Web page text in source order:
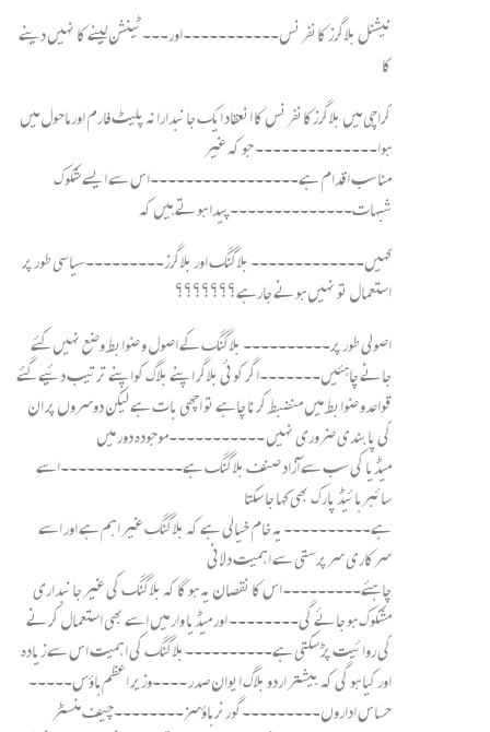
نیشنل بلاگرز کانفرنس۔۔۔۔۔۔۔۔۔۔۔اور۔۔۔ٹینشن لینے کا نہیں دینے
کا
کراچی میں بلاگرزکانفرنس کا انعقاد ایک جانبدارانہ پلیٹ فارم اور ماحول میں
ہوا۔۔۔۔۔۔۔۔۔۔۔۔۔۔ جو کہ غیر
مناسب اقدام ہے۔۔۔۔۔۔۔۔۔۔۔۔۔۔۔۔۔اس سے ایسے شکوک
شبہات۔۔۔۔۔۔۔۔۔۔۔۔۔۔پیدا ہوتے ہیں کہ
کہیں۔۔۔۔۔۔۔۔۔۔۔۔۔ بلاگنگ اور بلاگرز۔۔۔۔۔۔۔۔۔سیاسی طور پر
استعمال تو نہیں ہونے جارہے؟؟؟؟؟؟؟
اصولی طور پر۔۔۔۔۔۔۔۔۔۔ بلاگنگ کے اصول و ضوابط وضع نہیں کئے
جانے چاہئیں۔۔۔۔۔۔۔اگر کوئی بلاگر اپنے بلاگ کواپنے ترتیب دئیے گئے
قواعدو ضوابط میں منضبط کرنا چاہے تو اچھی بات ہے لیکن دوسروں پر ان
کی پابندی ضروری نہیں ۔۔۔۔۔۔۔۔۔۔۔موجودہ دور میں
میڈیا کی سب سے آزاد صنف بلاگنگ ہے۔۔۔۔۔۔۔۔۔۔۔۔۔۔اسے
سائبر ہائیڈ پارک بھی کہا جا سکتا
ہے۔۔۔۔۔۔۔۔۔۔یہ خام خیالی ہے کہ بلاگنگ غیر اہم ہے اور اسے
سرکاری سرپرستی سے اہمیت دلانی
چاہئے۔۔۔۔۔۔۔۔۔اس کا نقصان یہ ہو گا کہ بلاگنگ کی غیر جانبداری
مشکوک ہو جائے گی۔۔۔۔۔۔۔۔ اور میڈیا وار میں اسے بھی استعمال کرنے
کی روائیت پڑ سکتی ہے۔۔۔۔۔۔۔۔۔۔بلاگنگ کی اہمیت اس سے زیادہ
اور کیا ہو گی کہ بیشتر اردو بلاگ ایوان صدر ۔۔۔۔وزیر اعظم ہاؤس۔۔۔۔۔
حساس اداروں۔۔۔۔۔۔۔۔۔گورنر ہاؤسز۔۔۔۔۔۔۔۔چیف منسٹر